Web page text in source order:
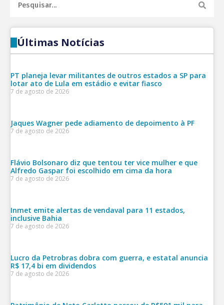
Últimas Notícias
PT planeja levar militantes de outros estados a SP para
lotar ato de Lula em estádio e evitar fiasco
7 de agosto de 2026
Jaques Wagner pede adiamento de depoimento à PF
7 de agosto de 2026
Flávio Bolsonaro diz que tentou ter vice mulher e que
Alfredo Gaspar foi escolhido em cima da hora
7 de agosto de 2026
Inmet emite alertas de vendaval para 11 estados,
inclusive Bahia
7 de agosto de 2026
Lucro da Petrobras dobra com guerra, e estatal anuncia
R$ 17,4 bi em dividendos
7 de agosto de 2026